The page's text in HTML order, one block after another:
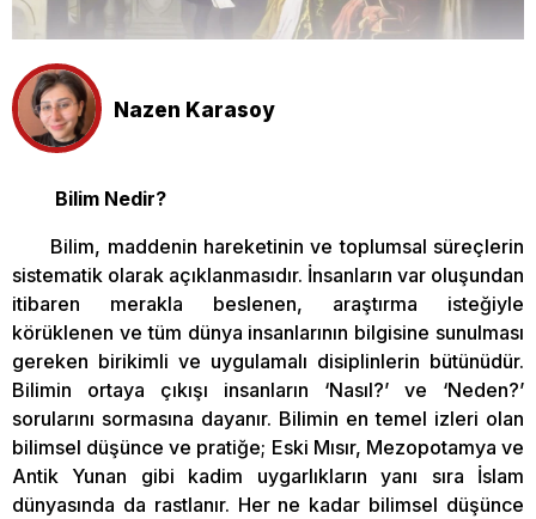
Nazen Karasoy
Bilim Nedir?
Bilim, maddenin hareketinin ve toplumsal süreçlerin
sistematik olarak açıklanmasıdır. İnsanların var oluşundan
itibaren merakla beslenen, araştırma isteğiyle
körüklenen ve tüm dünya insanlarının bilgisine sunulması
gereken birikimli ve uygulamalı disiplinlerin bütünüdür.
Bilimin ortaya çıkışı insanların ‘Nasıl?’ ve ‘Neden?’
sorularını sormasına dayanır. Bilimin en temel izleri olan
bilimsel düşünce ve pratiğe; Eski Mısır, Mezopotamya ve
Antik Yunan gibi kadim uygarlıkların yanı sıra İslam
dünyasında da rastlanır. Her ne kadar bilimsel düşünce